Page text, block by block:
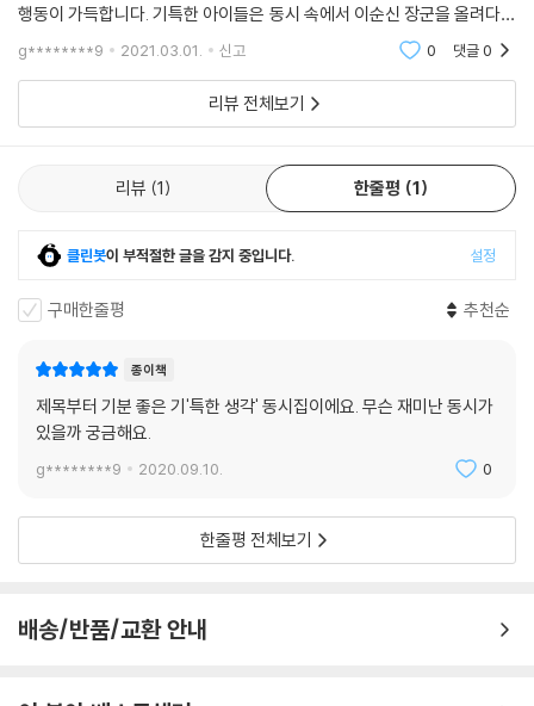
행동이 가득합니다. 기특한 아이들은 동시 속에서 이순신 장군을 올려다보
며 힘드니 이제 칼 내려놓고 쉬기를 바라고, 꽁꽁 언 동태 눈을 바라보며 언
젠가 바다로
g********9 2021.03.01. 신고 0 댓글0
리뷰 전체보기
리뷰 1 한줄평 1
클린봇이 부적절한 글을 감지 중입니다. 설정
구매한줄평 추천순
종이책
제목부터 기분 좋은 기'특한 생각' 동시집이에요. 무슨 재미난 동시가
있을까 궁금해요.
g********9 2020.09.10. 0
한줄평 전체보기
배송/반품/교환 안내